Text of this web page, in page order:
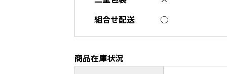
組合せ配送
○
商品在庫状況